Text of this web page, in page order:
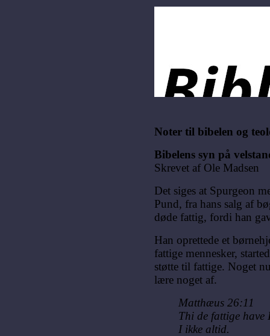
Noter til bibelen og
Bibelens syn på
Skrevet af Ole Madsen
Det siges at Spurgeon
Pund, fra hans salg af
døde fattig, fordi han
Han oprettede et
fattige mennesker,
støtte til fattige. Noget
lære noget af.
Matthæus 26:11
Thi de fattige have
I ikke altid.